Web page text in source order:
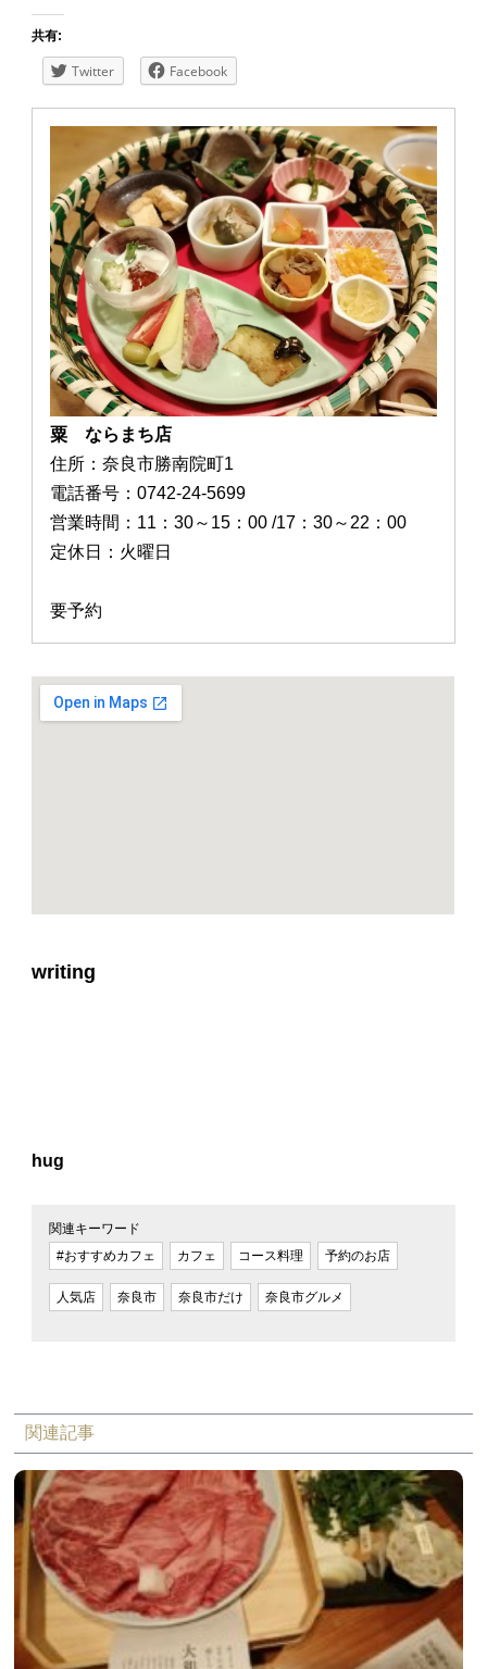
共有:
Twitter Facebook
粟 ならまち店
住所：奈良市勝南院町1
電話番号：0742-24-5699
営業時間：11：30～15：00 /17：30～22：00
定休日：火曜日
要予約
writing
hug
関連キーワード
#おすすめカフェ
カフェ コース料理 予約のお店
人気店 奈良市 奈良市だけ 奈良市グルメ
関連記事